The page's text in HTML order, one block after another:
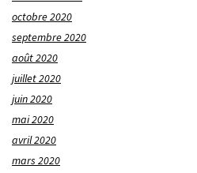
octobre 2020
septembre 2020
août 2020
juillet 2020
juin 2020
mai 2020
avril 2020
mars 2020